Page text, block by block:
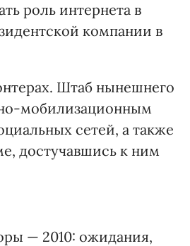
роль интернета в
компании в
Штаб нынешнего
мобилизационным
сетей, а также
достучавшись к ним
— 2010: ожидания,